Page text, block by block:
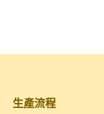
生產流程